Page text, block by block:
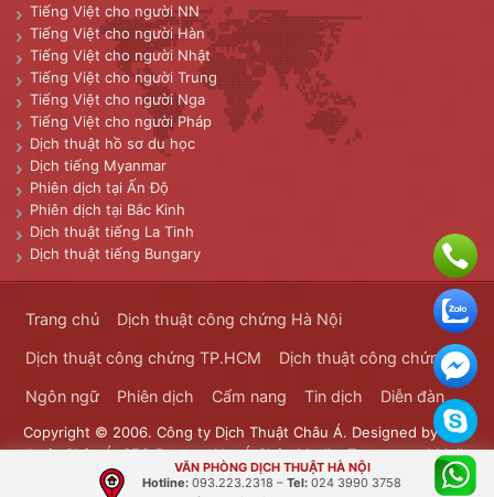
Tiếng Việt cho người NN
Tiếng Việt cho người Hàn
Tiếng Việt cho người Nhật
Tiếng Việt cho người Trung
Tiếng Việt cho người Nga
Tiếng Việt cho người Pháp
Dịch thuật hồ sơ du học
Dịch tiếng Myanmar
Phiên dịch tại Ấn Độ
Phiên dịch tại Bắc Kinh
Dịch thuật tiếng La Tinh
Dịch thuật tiếng Bungary
Trang chủ Dịch thuật công chứng Hà Nội
Dịch thuật công chứng TP.HCM Dịch thuật công chứng
Ngôn ngữ Phiên dịch Cẩm nang Tin dịch Diễn đàn
Copyright © 2006. Công ty Dịch Thuật Châu Á. Designed byDịch
thuật Châu Á. SEO Powered byÁ Châu Media. Transported Mails
Bưu Chính Đông Dương
VĂN PHÒNG DỊCH THUẬT HÀ NỘI
Hotline: 093.223.2318 – Tel: 024 3990 3758